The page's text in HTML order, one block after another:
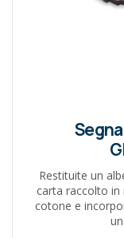
Restituite un
carta raccolto in
cotone e